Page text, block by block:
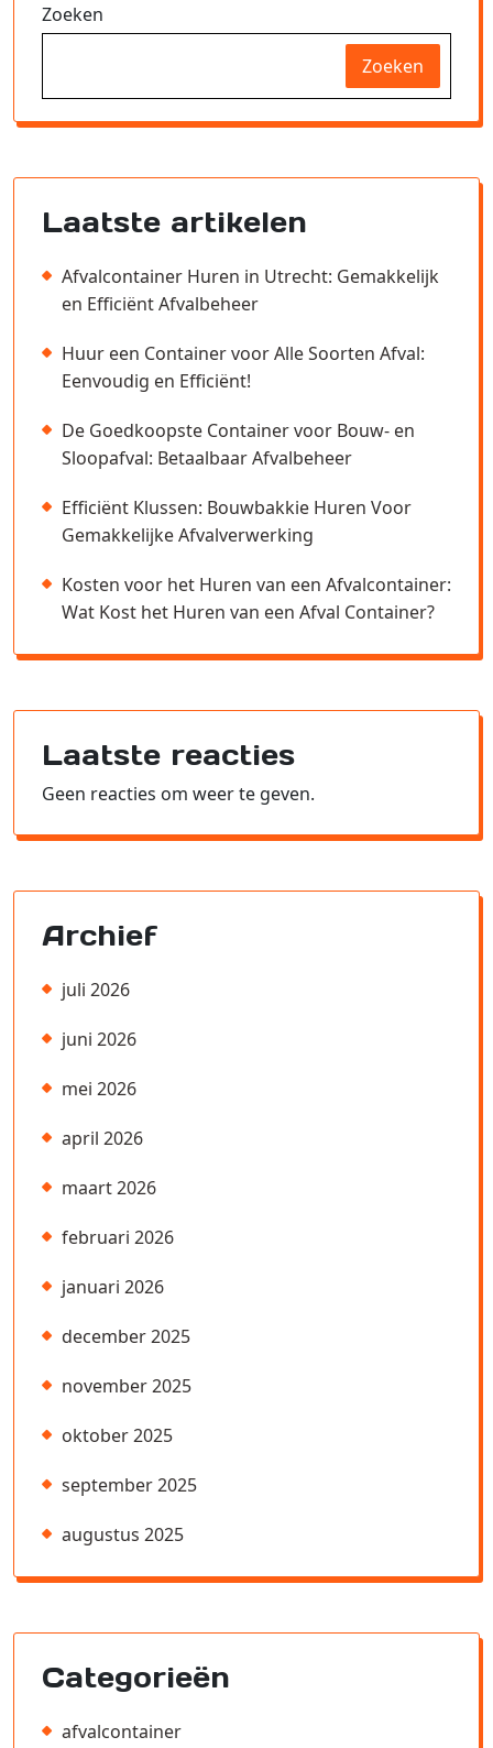
Zoeken
Zoeken
Laatste artikelen
Afvalcontainer Huren in Utrecht: Gemakkelijk
en Efficiënt Afvalbeheer
Huur een Container voor Alle Soorten Afval:
Eenvoudig en Efficiënt!
De Goedkoopste Container voor Bouw- en
Sloopafval: Betaalbaar Afvalbeheer
Efficiënt Klussen: Bouwbakkie Huren Voor
Gemakkelijke Afvalverwerking
Kosten voor het Huren van een Afvalcontainer:
Wat Kost het Huren van een Afval Container?
Laatste reacties
Geen reacties om weer te geven.
Archief
juli 2026
juni 2026
mei 2026
april 2026
maart 2026
februari 2026
januari 2026
december 2025
november 2025
oktober 2025
september 2025
augustus 2025
Categorieën
afvalcontainer